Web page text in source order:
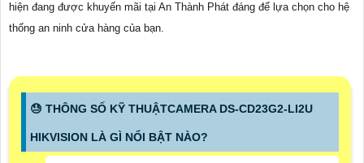
hiện đang được khuyến mãi tại An Thành Phát đáng để lựa chọn cho hệ
thống an ninh cửa hàng của bạn.
😓 THÔNG SỐ KỸ THUẬTCAMERA DS-CD23G2-LI2U
HIKVISION LÀ GÌ NỔI BẬT NÀO?